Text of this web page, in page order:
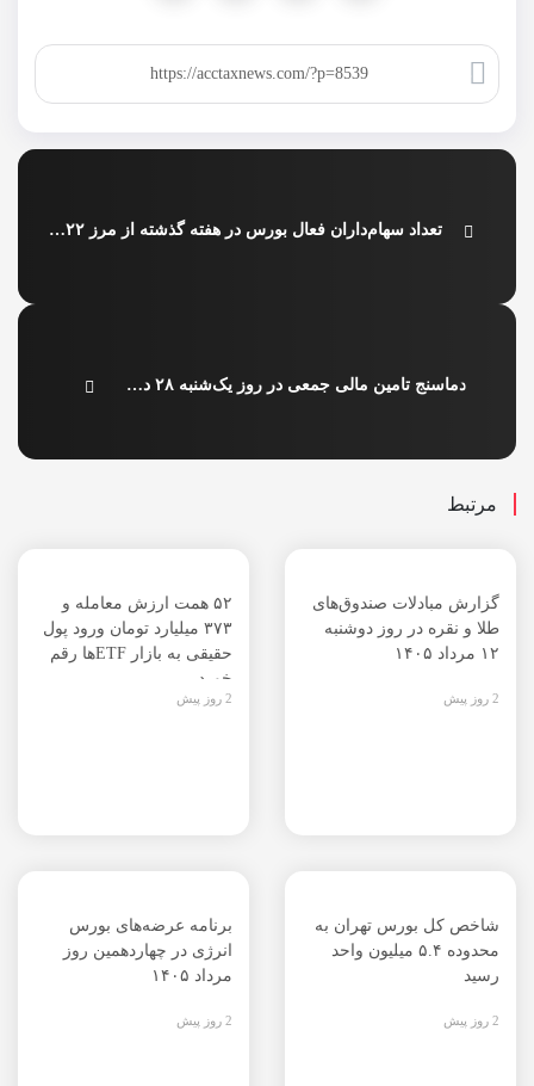
تعداد سهام‌داران فعال بورس در هفته گذشته از مرز ۷۲۲ هزار کد فراتر رفت
دماسنج تامین مالی جمعی در روز یک‌شنبه ۲۸ دی ۱۴۰۴ + جدول
مرتبط
گزارش مبادلات صندوق‌های
طلا و نقره در روز دوشنبه
۱۲ مرداد ۱۴۰۵
2 روز پیش
۵۲ همت ارزش معامله و
۳۷۳ میلیارد تومان ورود پول
حقیقی به بازار ETFها رقم
خورد
2 روز پیش
شاخص کل بورس تهران به
محدوده ۵.۴ میلیون واحد
رسید
2 روز پیش
برنامه عرضه‌های بورس
انرژی در چهاردهمین روز
مرداد ۱۴۰۵
2 روز پیش